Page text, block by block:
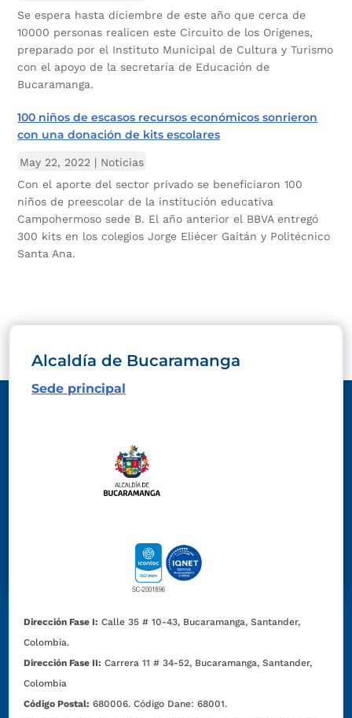
Se espera hasta diciembre de este año que cerca de
10000 personas realicen este Circuito de los Orígenes,
preparado por el Instituto Municipal de Cultura y Turismo
con el apoyo de la secretaría de Educación de
Bucaramanga.
100 niños de escasos recursos económicos sonrieron
con una donación de kits escolares
May 22, 2022 | Noticias
Con el aporte del sector privado se beneficiaron 100
niños de preescolar de la institución educativa
Campohermoso sede B. El año anterior el BBVA entregó
300 kits en los colegios Jorge Eliécer Gaitán y Politécnico
Santa Ana.
Alcaldía de Bucaramanga
Sede principal
Dirección Fase I: Calle 35 # 10-43, Bucaramanga, Santander,
Colombia.
Dirección Fase II: Carrera 11 # 34-52, Bucaramanga, Santander,
Colombia
Código Postal: 680006. Código Dane: 68001.